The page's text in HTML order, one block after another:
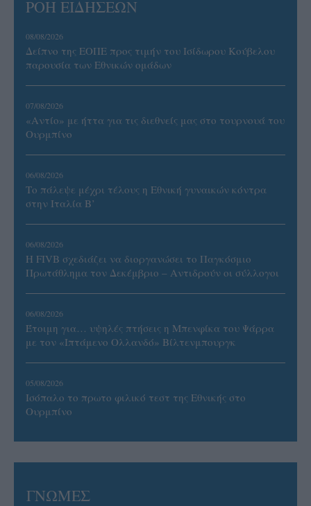
ΡΟΗ ΕΙΔΗΣΕΩΝ
08/08/2026
Δείπνο της ΕΟΠΕ προς τιμήν του Ισίδωρου Κούβελου
παρουσία των Εθνικών ομάδων
07/08/2026
«Αντίο» με ήττα για τις διεθνείς μας στο τουρνουά του
Ουρμπίνο
06/08/2026
Το πάλεψε μέχρι τέλους η Εθνική γυναικών κόντρα
στην Ιταλία Β’
06/08/2026
Η FIVB σχεδιάζει να διοργανώσει το Παγκόσμιο
Πρωτάθλημα τον Δεκέμβριο – Αντιδρούν οι σύλλογοι
06/08/2026
Έτοιμη για… υψηλές πτήσεις η Μπενφίκα του Ψάρρα
με τον «Ιπτάμενο Ολλανδό» Βίλτενμπουργκ
05/08/2026
Ισόπαλο το πρωτο φιλικό τεστ της Εθνικής στο
Ουρμπίνο
ΓΝΩΜΕΣ